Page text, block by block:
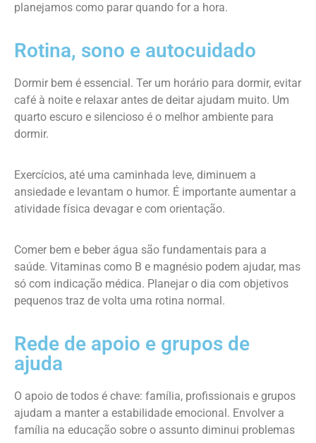
planejamos como parar quando for a hora.
Rotina, sono e autocuidado
Dormir bem é essencial. Ter um horário para dormir, evitar
café à noite e relaxar antes de deitar ajudam muito. Um
quarto escuro e silencioso é o melhor ambiente para
dormir.
Exercícios, até uma caminhada leve, diminuem a
ansiedade e levantam o humor. É importante aumentar a
atividade física devagar e com orientação.
Comer bem e beber água são fundamentais para a
saúde. Vitaminas como B e magnésio podem ajudar, mas
só com indicação médica. Planejar o dia com objetivos
pequenos traz de volta uma rotina normal.
Rede de apoio e grupos de
ajuda
O apoio de todos é chave: família, profissionais e grupos
ajudam a manter a estabilidade emocional. Envolver a
família na educação sobre o assunto diminui problemas